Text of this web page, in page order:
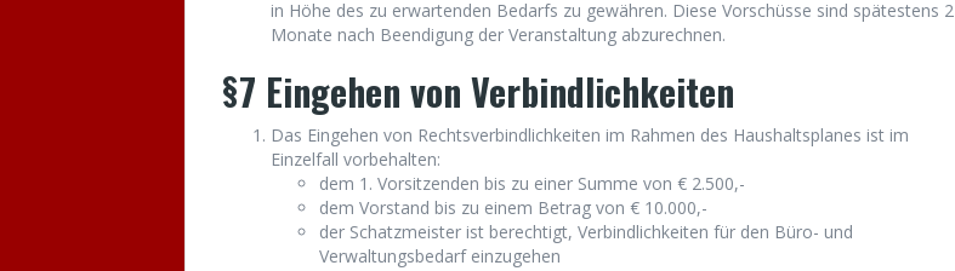
in Höhe des zu erwartenden Bedarfs zu gewähren. Diese Vorschüsse sind spätestens 2
Monate nach Beendigung der Veranstaltung abzurechnen.
§7 Eingehen von Verbindlichkeiten
Das Eingehen von Rechtsverbindlichkeiten im Rahmen des Haushaltsplanes ist im
Einzelfall vorbehalten:
dem 1. Vorsitzenden bis zu einer Summe von € 2.500,-
dem Vorstand bis zu einem Betrag von € 10.000,-
der Schatzmeister ist berechtigt, Verbindlichkeiten für den Büro- und
Verwaltungsbedarf einzugehen